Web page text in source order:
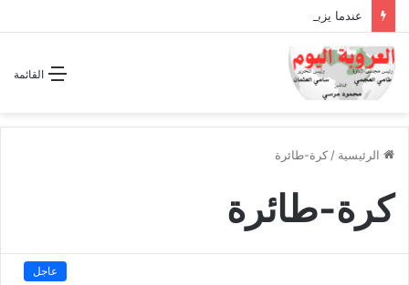
عندما يزبد ويرعد الفرس المجوس !!
القائمة
الرئيسية / كرة-طائرة
كرة-طائرة
عاجل